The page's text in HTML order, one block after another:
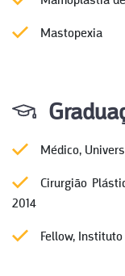
Mastopexia
Médico,
Cirurgião
2014
Fellow, Instituto